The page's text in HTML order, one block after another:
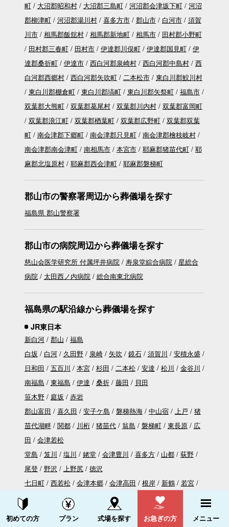
町
大沼郡昭和村 大沼郡三島町 河沼郡会津坂下町
河沼
郡柳津町
河沼郡湯川村 喜多方市 郡山市 白河市
須賀
川市
相馬郡飯舘村 相馬郡新地町 相馬市
田村郡小野町
田村郡三春町
田村市 伊達郡川俣町 伊達郡国見町
伊
達郡桑折町
伊達市 西白河郡泉崎村 西白河郡中島村
西
白河郡西郷村
西白河郡矢吹町 二本松市
東白川郡鮫川村
東白川郡棚倉町
東白川郡塙町 東白川郡矢祭町
福島市
双葉郡大熊町
双葉郡葛尾村 双葉郡川内村
双葉郡富岡町
双葉郡浪江町
双葉郡楢葉町 双葉郡広野町
双葉郡双葉
町
南会津郡下郷町 南会津郡只見町
南会津郡檜枝岐村
南会津郡南会津町
南相馬市 本宮市 耶麻郡猪苗代町
耶
麻郡北塩原村
耶麻郡西会津町 耶麻郡磐梯町
郡山市の警察署周辺から葬儀場を探す
福島県 郡山警察署
郡山市の病院周辺から葬儀場を探す
慈山会医学研究所 付属坪井病院 寿泉堂綜合病院
星総合
病院
太田西ノ内病院 総合南東北病院
福島県の駅沿線から葬儀場を探す
JR東日本
新白河 郡山
福島
白坂
白河 久田野 泉崎 矢吹 鏡石 須賀川
安積永盛
日和田
五百川 本宮 杉田 二本松 安達 松川
金谷川
南福島
東福島 伊達 桑折 藤田
貝田
笹木野
庭坂
赤岩
郡山富田
喜久田 安子ケ島 磐梯熱海 中山宿 上戸
猪
苗代湖畔
関都 川桁 猪苗代 翁島 磐梯町 東長原
広
田
会津若松
堂島
笈川 塩川 姥堂 会津豊川 喜多方 山都
荻野
尾登
野沢 上野尻
徳沢
七日町
西若松 会津本郷 会津高田 根岸 新鶴
若宮
会津坂下
塔寺 会津柳津 滝谷
会津桧
原
会津西方 会津宮下 早戸 会津中川
資料請求する 電話をかける
初めての方 プラン 式場を探す お急ぎの方 メニュー